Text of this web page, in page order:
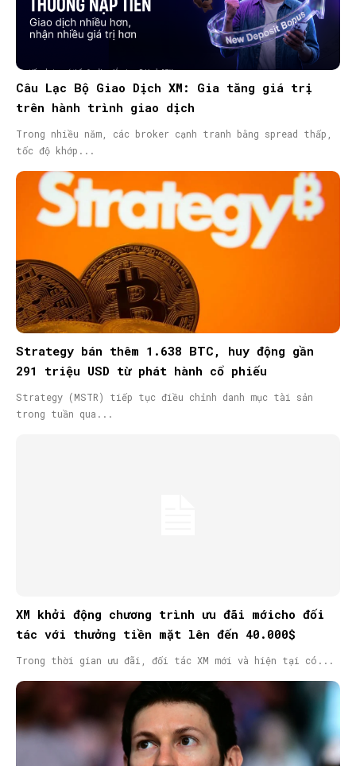
Câu Lạc Bộ Giao Dịch XM: Gia tăng giá trị
trên hành trình giao dịch
Trong nhiều năm, các broker cạnh tranh bằng spread thấp,
tốc độ khớp...
Strategy bán thêm 1.638 BTC, huy động gần
291 triệu USD từ phát hành cổ phiếu
Strategy (MSTR) tiếp tục điều chỉnh danh mục tài sản
trong tuần qua...
XM khởi động chương trình ưu đãi mớicho đối
tác với thưởng tiền mặt lên đến 40.000$
Trong thời gian ưu đãi, đối tác XM mới và hiện tại có...